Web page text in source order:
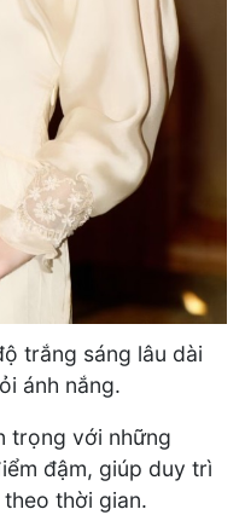
trắng sáng lâu dài
ánh nắng.
trọng với những
đậm, giúp duy trì
thời gian.